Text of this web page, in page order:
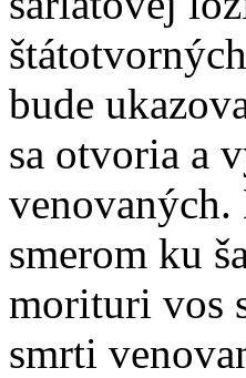
bude
sa otvoria a
smerom ku
morituri vos
smrti